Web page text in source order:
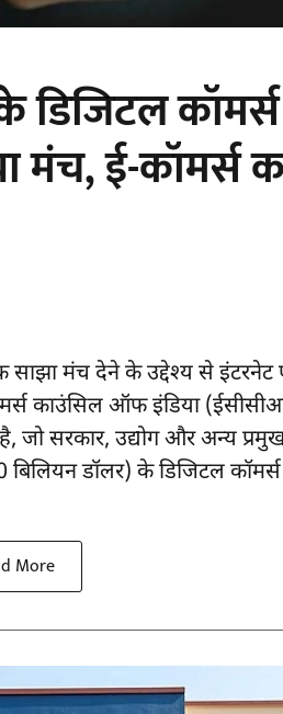
डिजिटल कॉमर्स
मंच, ई-कॉमर्स
मंच देने के उद्देश्य से इंटरनेट
काउंसिल ऑफ इंडिया
जो सरकार, उद्योग और अन्य
डॉलर) के डिजिटल
More